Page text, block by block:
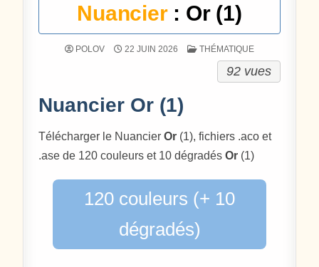
Nuancier: Or (1)
POLOV 22 JUIN 2026 POSTÉ DANS
THÉMATIQUE
92 vues
Nuancier Or (1)
Télécharger le NuancierOr (1), fichiers .aco et
.ase de 120 couleurs et 10 dégradésOr (1)
120 couleurs (+ 10
dégradés)